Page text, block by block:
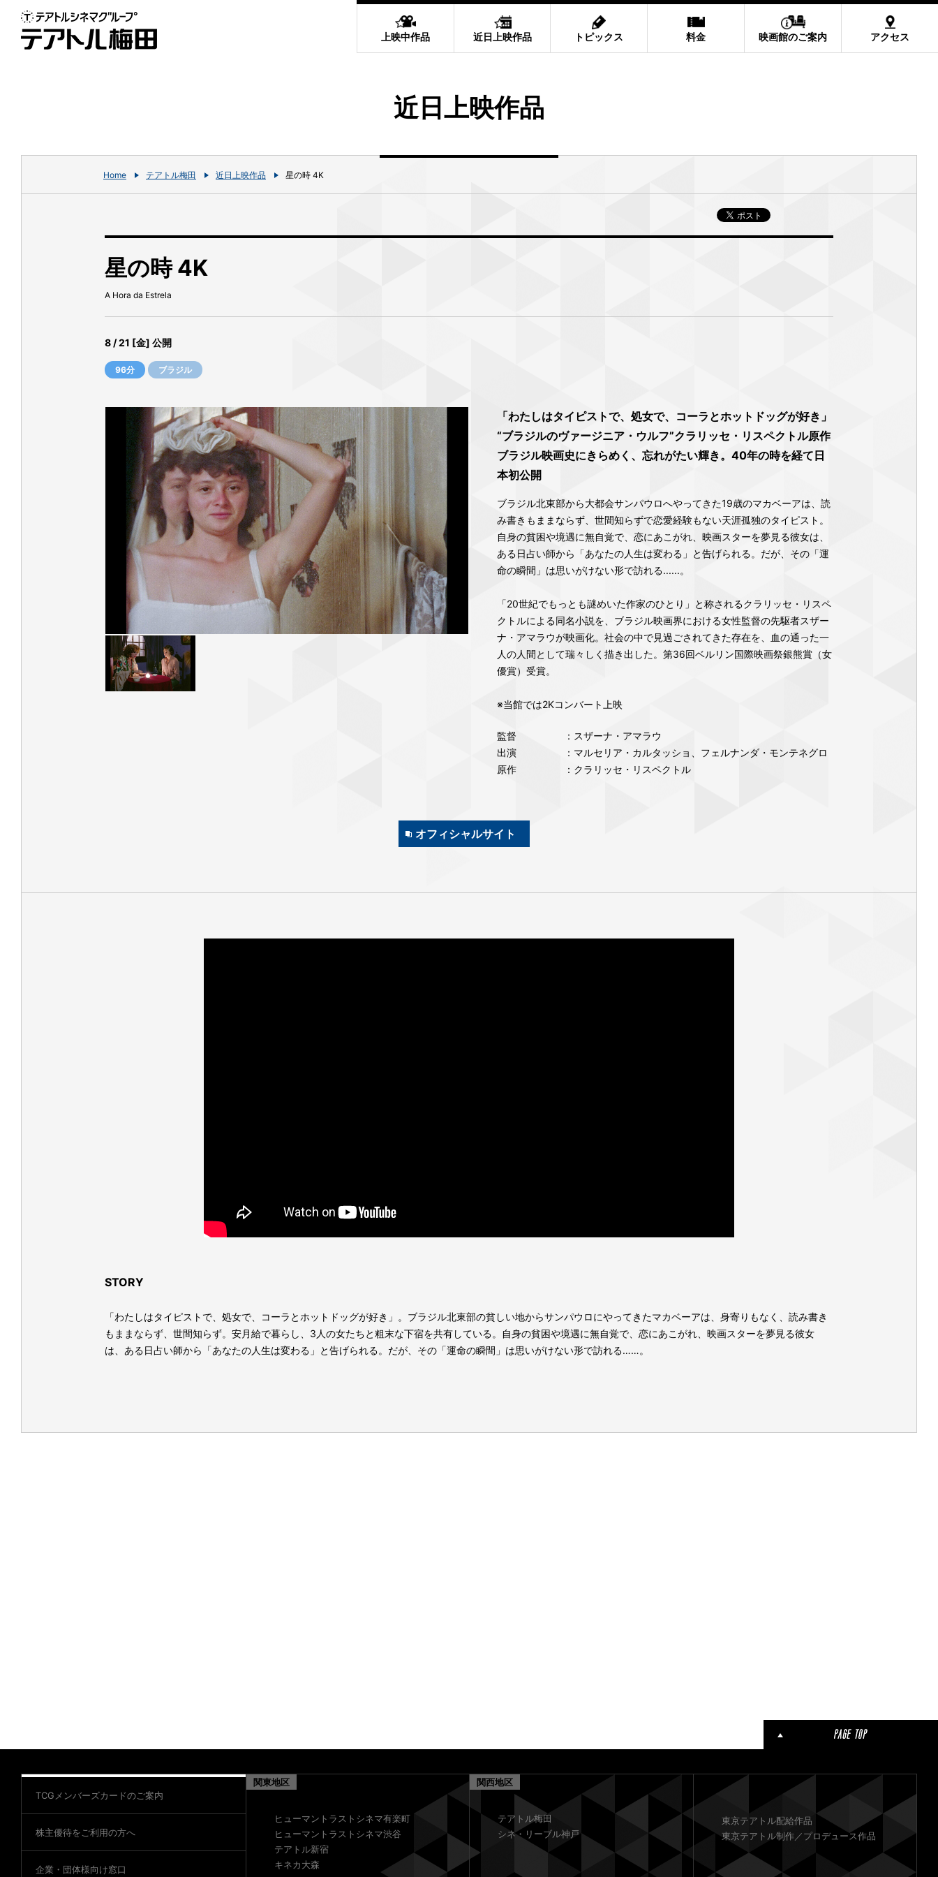
上映中作品 近日上映作品 トピックス 料金 映画館のご案内 アクセス
近日上映作品
Home テアトル梅田 近日上映作品 星の時 4K
星の時 4K
A Hora da Estrela
8 / 21 [金] 公開
96分 ブラジル
「わたしはタイピストで、処⼥で、コーラとホットドッグが好き」
“ブラジルのヴァージニア・ウルフ”クラリッセ・リスペクトル原作
ブラジル映画史にきらめく、忘れがたい輝き。40年の時を経て⽇
本初公開
ブラジル北東部から大都会サンパウロへやってきた19歳のマカベーアは、読
み書きもままならず、世間知らずで恋愛経験もない天涯孤独のタイピスト。
自身の貧困や境遇に無自覚で、恋にあこがれ、映画スターを夢見る彼女は、
ある日占い師から「あなたの人生は変わる」と告げられる。だが、その「運
命の瞬間」は思いがけない形で訪れる......。
「20世紀でもっとも謎めいた作家のひとり」と称されるクラリッセ・リスペ
クトルによる同名小説を、ブラジル映画界における女性監督の先駆者スザー
ナ・アマラウが映画化。社会の中で見過ごされてきた存在を、血の通った一
人の人間として瑞々しく描き出した。第36回ベルリン国際映画祭銀熊賞（女
優賞）受賞。
※当館では2Kコンバート上映
監督
：スザーナ・アマラウ
出演
：マルセリア・カルタッショ、フェルナンダ・モンテネグロ
原作
：クラリッセ・リスペクトル
オフィシャルサイト
STORY
「わたしはタイピストで、処⼥で、コーラとホットドッグが好き」。ブラジル北東部の貧しい地からサンパウロにやってきたマカベーアは、⾝寄りもなく、読み書き
もままならず、世間知らず。安⽉給で暮らし、3⼈の⼥たちと粗末な下宿を共有している。⾃⾝の貧困や境遇に無⾃覚で、恋にあこがれ、映画スターを夢⾒る彼⼥
は、ある⽇占い師から「あなたの⼈⽣は変わる」と告げられる。だが、その「運命の瞬間」は思いがけない形で訪れる……。
TCGメンバーズカードのご案内
株主優待をご利用の方へ
企業・団体様向け窓口
関東地区
ヒューマントラストシネマ有楽町
ヒューマントラストシネマ渋谷
テアトル新宿
キネカ大森
関西地区
テアトル梅田
シネ・リーブル神戸
東京テアトル配給作品
東京テアトル制作／プロデュース作品